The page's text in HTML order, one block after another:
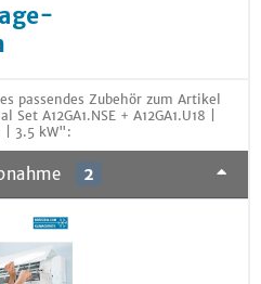
passendes Zubehör zum Artikel
A12GA1.NSE + A12GA1.U18 |
| 3.5 kW":
2